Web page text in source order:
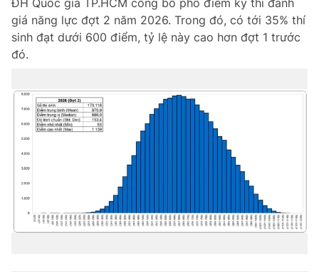
ĐH Quốc gia TP.HCM công bố phổ điểm kỳ thi đánh
giá năng lực đợt 2 năm 2026. Trong đó, có tới 35% thí
sinh đạt dưới 600 điểm, tỷ lệ này cao hơn đợt 1 trước
đó.